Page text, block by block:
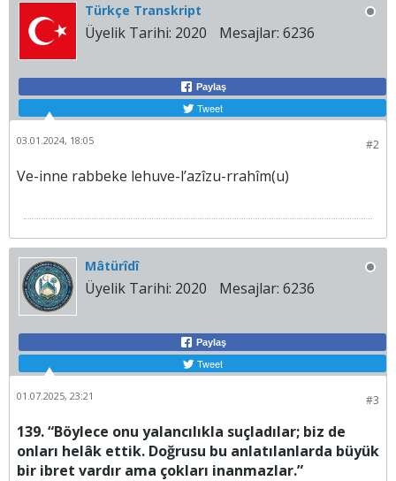
Türkçe Transkript
Üyelik Tarihi: 2020 Mesajlar: 6236
Paylaş
Tweet
#2
03.01.2024, 18:05
Ve-inne rabbeke lehuve-l’azîzu-rrahîm(u)
Mâtürîdî
Üyelik Tarihi: 2020 Mesajlar: 6236
Paylaş
Tweet
#3
01.07.2025, 23:21
139. “Böylece onu yalancılıkla suçladılar; biz de
onları helâk ettik. Doğrusu bu anlatılanlarda büyük
bir ibret vardır ama çokları inanmazlar.”